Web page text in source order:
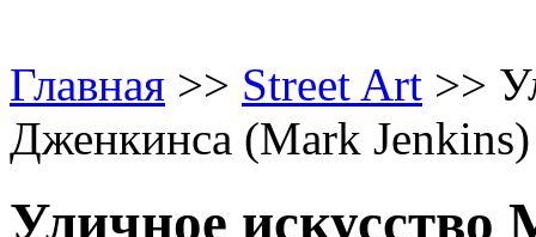
Главная >> Street Art >>
Дженкинса (Mark Jenkins)
Уличное